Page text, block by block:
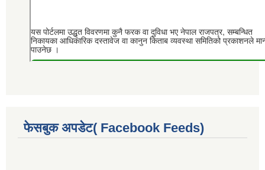
फेसबुक अपडेट( Facebook Feeds)